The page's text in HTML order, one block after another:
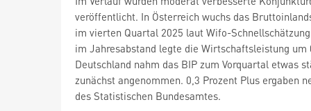
veröffentlicht. In Österreich wuchs das
im vierten Quartal 2025 laut Wifo-
im Jahresabstand legte die Wirtschaftsleistung um
Deutschland nahm das BIP zum Vorquartal etwas
zunächst angenommen. 0,3 Prozent Plus ergaben
des Statistischen Bundesamtes.